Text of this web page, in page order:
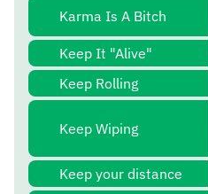
Karma Is A Bitch
Keep It "Alive"
Keep Rolling
Keep Wiping
Keep your distance